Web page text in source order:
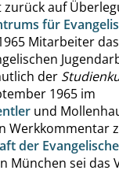
auf
für
Mitarbeiter
der
1965 im
und
Werkkommentar
der
München sei das